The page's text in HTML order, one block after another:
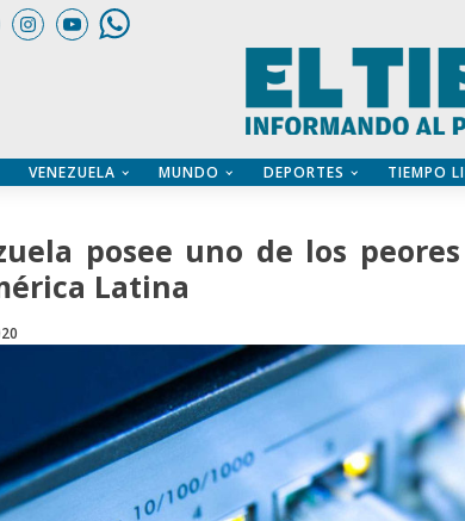
VENEZUELA MUNDO DEPORTES TIEMPO
posee uno de los
Latina